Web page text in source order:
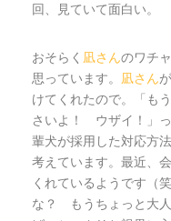
回、見ていて面白い。
おそらく 凪さんのワチ
思っています。 凪さん
けてくれたので。
「も
さいよ！ ウザイ！」
輩犬が採用した対応方
考えています。最近、
くれているようです（
な？ もうちょっと大